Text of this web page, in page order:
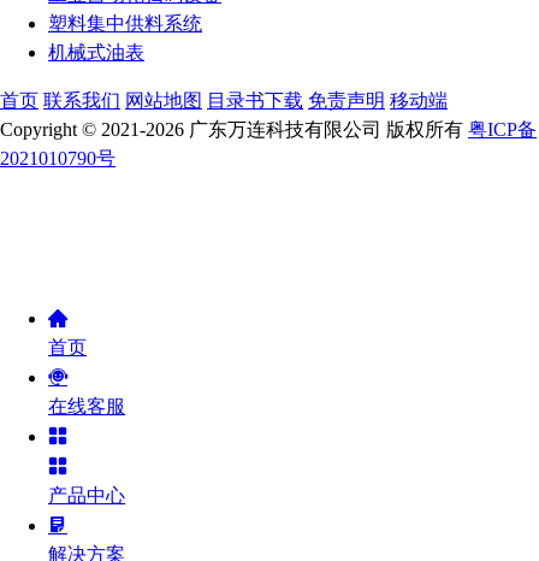
塑料集中供料系统
机械式油表
首页 联系我们 网站地图 目录书下载 免责声明 移动端
Copyright © 2021-2026 广东万连科技有限公司 版权所有 粤ICP备
2021010790号
首页
在线客服
产品中心
解决方案